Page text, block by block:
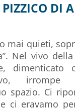
DI
mai quieti,
Nel vivo
dimenticato
irrompe
spazio. Ci
ci eravamo